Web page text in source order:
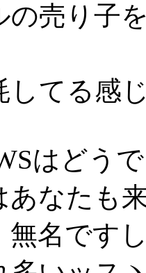
の売り子
してる感
はどう
あなたも
無名です